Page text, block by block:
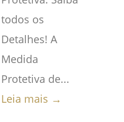
todos os
Detalhes! A
Medida
Protetiva de...
Leia mais →